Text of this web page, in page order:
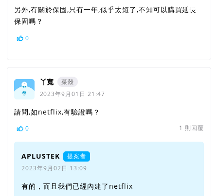
另外,有關於保固,只有一年,似乎太短了,不知可以購買延長
保固嗎？
0
丫寬
菜殼
2023年9月01日 21:47
請問,如netflix,有驗證嗎？
0 1 則回覆
APLUSTEK
提案者
2023年9月02日 13:09
有的，而且我們已經內建了netflix